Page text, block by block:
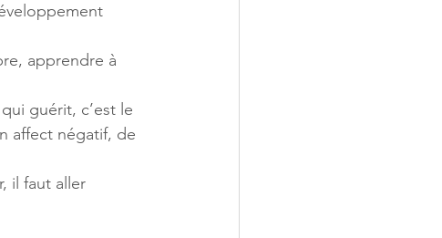
apprendre à
guérit, c’est le
affect négatif, de
il faut aller